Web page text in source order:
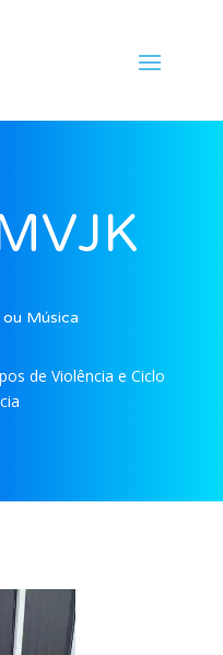
Música
de Violência e Ciclo